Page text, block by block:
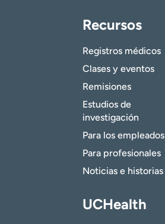
Recursos
Registros médicos
Clases y eventos
Remisiones
Estudios de
investigación
Para los empleados
Para profesionales
Noticias e historias
UCHealth